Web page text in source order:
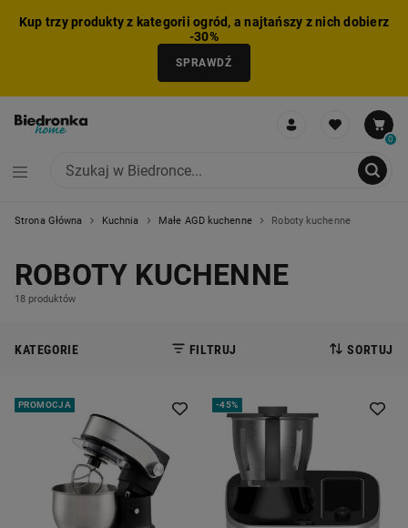
Kup trzy produkty z kategorii ogród, a najtańszy z nich dobierz
-30%
SPRAWDŹ
0
Strona Główna Kuchnia Małe AGD kuchenne Roboty kuchenne
ROBOTY KUCHENNE
18 produktów
KATEGORIE FILTRUJ SORTUJ
PROMOCJA -45%